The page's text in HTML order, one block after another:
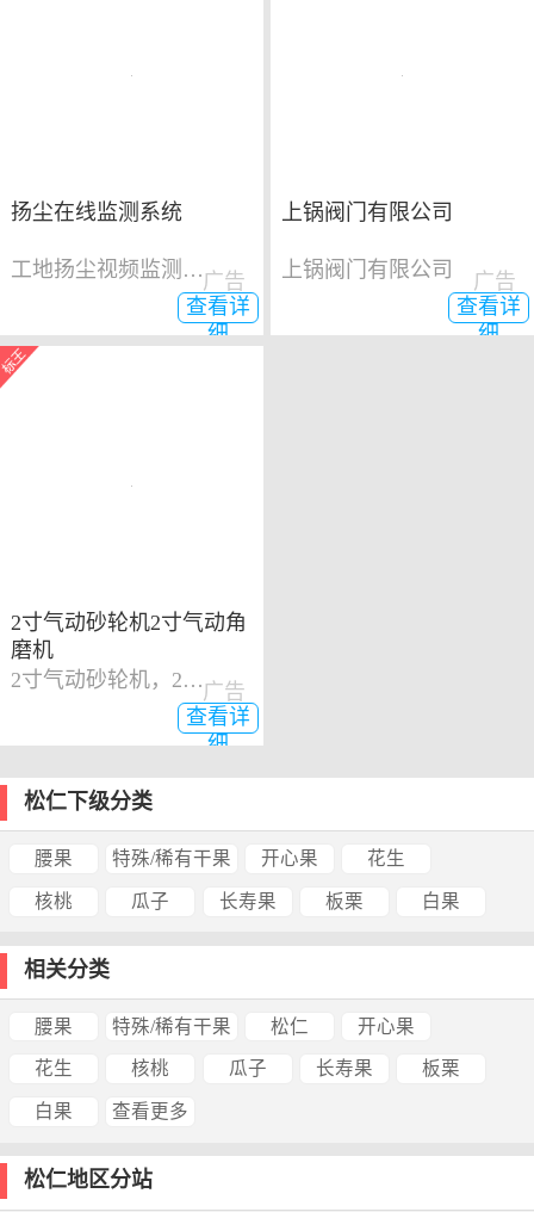
扬尘在线监测系统
工地扬尘视频监测系统
查看详
细
广告
上锅阀门有限公司
上锅阀门有限公司
查看详
细
广告
2寸气动砂轮机2寸气动角
磨机
2寸气动砂轮机，2寸气动角磨机
查看详
细
广告
松仁下级分类
腰果 特殊/稀有干果 开心果 花生
核桃 瓜子 长寿果 板栗 白果
相关分类
腰果 特殊/稀有干果 松仁 开心果
花生 核桃 瓜子 长寿果 板栗
白果 查看更多
松仁地区分站